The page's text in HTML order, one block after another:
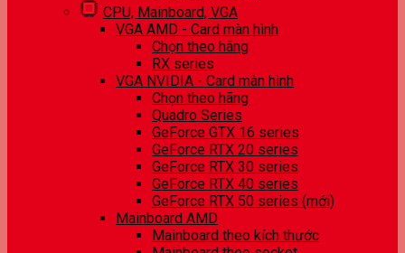
CPU, Mainboard, VGA
VGA AMD - Card màn hình
Chọn theo hãng
RX series
VGA NVIDIA - Card màn hình
Chọn theo hãng
Quadro Series
GeForce GTX 16 series
GeForce RTX 20 series
GeForce RTX 30 series
GeForce RTX 40 series
GeForce RTX 50 series (mới)
Mainboard AMD
Mainboard theo kích thước